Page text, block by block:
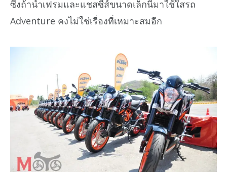
ซึ่งถ้านำเฟรมและแชสซีส์ขนาดเล็กนี้มาใช้ใสรถ
Adventure คงไม่ใช่เรื่องที่เหมาะสมอีก